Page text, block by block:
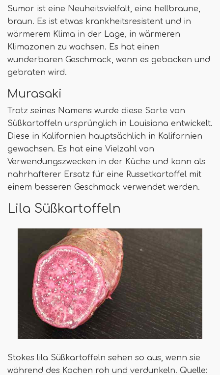
Sumor ist eine Neuheitsvielfalt, eine hellbraune,
braun. Es ist etwas krankheitsresistent und in
wärmerem Klima in der Lage, in wärmeren
Klimazonen zu wachsen. Es hat einen
wunderbaren Geschmack, wenn es gebacken und
gebraten wird.
Murasaki
Trotz seines Namens wurde diese Sorte von
Süßkartoffeln ursprünglich in Louisiana entwickelt.
Diese in Kalifornien hauptsächlich in Kalifornien
gewachsen. Es hat eine Vielzahl von
Verwendungszwecken in der Küche und kann als
nahrhafterer Ersatz für eine Russetkartoffel mit
einem besseren Geschmack verwendet werden.
Lila Süßkartoffeln
Stokes lila Süßkartoffeln sehen so aus, wenn sie
während des Kochen roh und verdunkeln. Quelle: